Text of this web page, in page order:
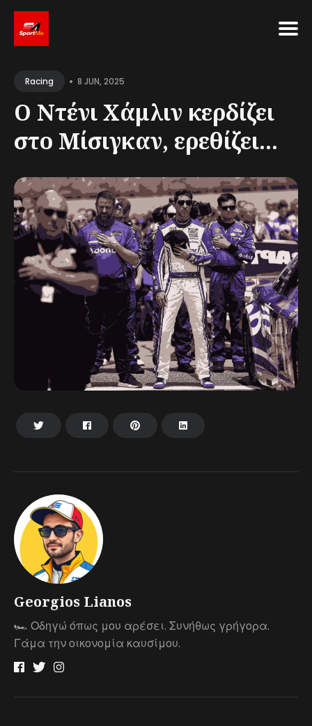
forRacing • 8 JUN, 2025
Ο Ντένι Χάμλιν κερδίζει
στο Μίσιγκαν, ερεθίζει...
Georgios Lianos
🏎 Οδηγώ όπως μου αρέσει. Συνήθως γρήγορα.
Γάμα την οικονομία καυσίμου.